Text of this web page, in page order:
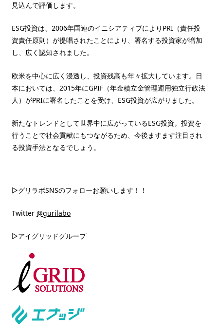
見込んで評価します。
ESG投資は、2006年国連のイニシアティブによりPRI（責任投
資責任原則）が提唱されたことにより、署名する投資家が増加
し、広く認知されました。
欧米を中心に広く浸透し、投資残高も年々拡大しています。日
本においては、2015年にGPIF（年金積立金管理運用独立行政法
人）がPRIに署名したことを受け、ESG投資が広がりました。
新たなトレンドとして世界中に広がっているESG投資。投資を
行うことで社会貢献にもつながるため、今後ますます注目され
る投資手法となるでしょう。
▷グリラボSNSのフォローお願いします！！
Twitter @gurilabo
▷アイグリッドグループ